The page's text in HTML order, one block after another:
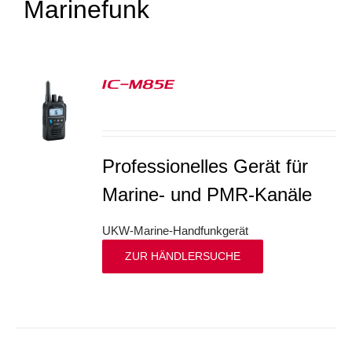
Marinefunk
IC-M85E
Professionelles Gerät für
Marine- und PMR-Kanäle
UKW-Marine-Handfunkgerät
ZUR HÄNDLERSUCHE